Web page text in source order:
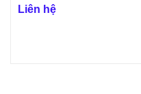
Liên hệ